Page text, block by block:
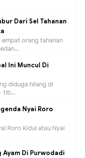
Dari Sel Tahanan
empat orang tahanan
Ini Muncul Di
diduga hilang di
tib...
Nyai Roro
Roro Kidul atau Nyai
Ayam Di Purwodadi